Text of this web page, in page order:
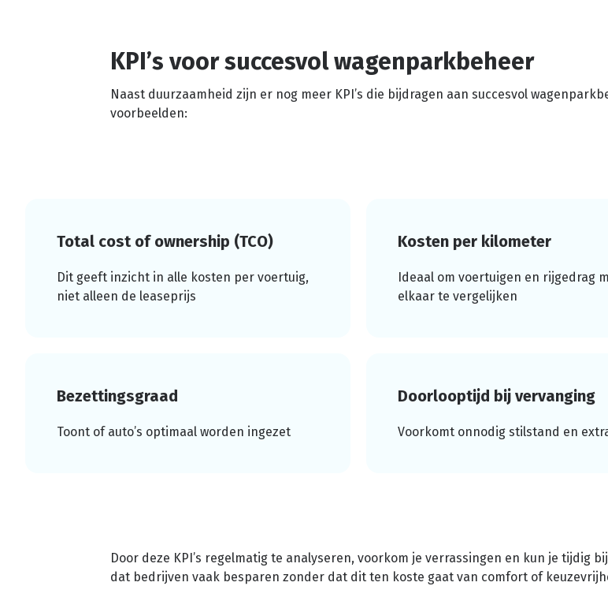
KPI’s voor succesvol wagenparkbeheer
Naast duurzaamheid zijn er nog meer KPI’s die bijdragen aan succesvol
voorbeelden:
Total cost of ownership (TCO)
Dit geeft inzicht in alle kosten per voertuig,
niet alleen de leaseprijs
Kosten per kilometer
Ideaal om voertuigen en rijgedrag
elkaar te vergelijken
Bezettingsgraad
Toont of auto’s optimaal worden ingezet
Doorlooptijd bij vervanging
Voorkomt onnodig stilstand en
Door deze KPI’s regelmatig te analyseren, voorkom je verrassingen en kun je tijdig
dat bedrijven vaak besparen zonder dat dit ten koste gaat van comfort of